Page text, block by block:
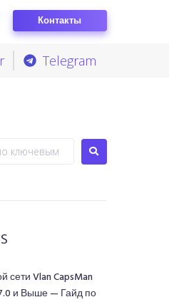
Контакты
Telegram
сети Vlan CapsMan
и Выше — Гайд по